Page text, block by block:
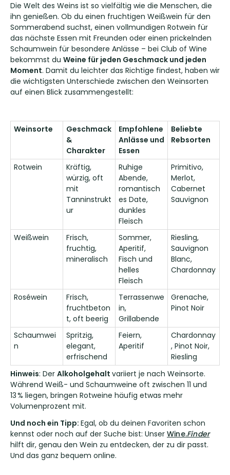
Die Welt des Weins ist so vielfältig wie die Menschen, die
ihn genießen. Ob du einen fruchtigen Weißwein für den
Sommerabend suchst, einen vollmundigen Rotwein für
das nächste Essen mit Freunden oder einen prickelnden
Schaumwein für besondere Anlässe – bei Club of Wine
bekommst du Weine für jeden Geschmack und jeden
Moment. Damit du leichter das Richtige findest, haben wir
die wichtigsten Unterschiede zwischen den Weinsorten
auf einen Blick zusammengestellt:
Weinsorte
Geschmack
&
Charakter
Empfohlene
Anlässe und
Essen
Beliebte
Rebsorten
Rotwein
Kräftig,
würzig, oft
mit
Tanninstrukt
ur
Ruhige
Abende,
romantisch
es Date,
dunkles
Fleisch
Primitivo,
Merlot,
Cabernet
Sauvignon
Weißwein
Frisch,
fruchtig,
mineralisch
Sommer,
Aperitif,
Fisch und
helles
Fleisch
Riesling,
Sauvignon
Blanc,
Chardonnay
Roséwein
Frisch,
fruchtbeton
t, oft beerig
Terrassenwe
in,
Grillabende
Grenache,
Pinot Noir
Schaumwei
n
Spritzig,
elegant,
erfrischend
Feiern,
Aperitif
Chardonnay
, Pinot Noir,
Riesling
Hinweis: Der Alkoholgehalt variiert je nach Weinsorte.
Während Weiß- und Schaumweine oft zwischen 11 und
13 % liegen, bringen Rotweine häufig etwas mehr
Volumenprozent mit.
Und noch ein Tipp: Egal, ob du deinen Favoriten schon
kennst oder noch auf der Suche bist: Unser Wine.Finder
hilft dir, genau den Wein zu entdecken, der zu dir passt.
Und das ganz bequem online.